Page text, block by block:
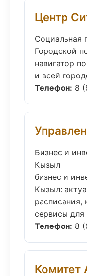
Центр
Социальная
Городской
навигатор
и всей
Телефон: 8
Бизнес и
Кызыл
бизнес и
Кызыл:
расписания,
сервисы для
Телефон: 8